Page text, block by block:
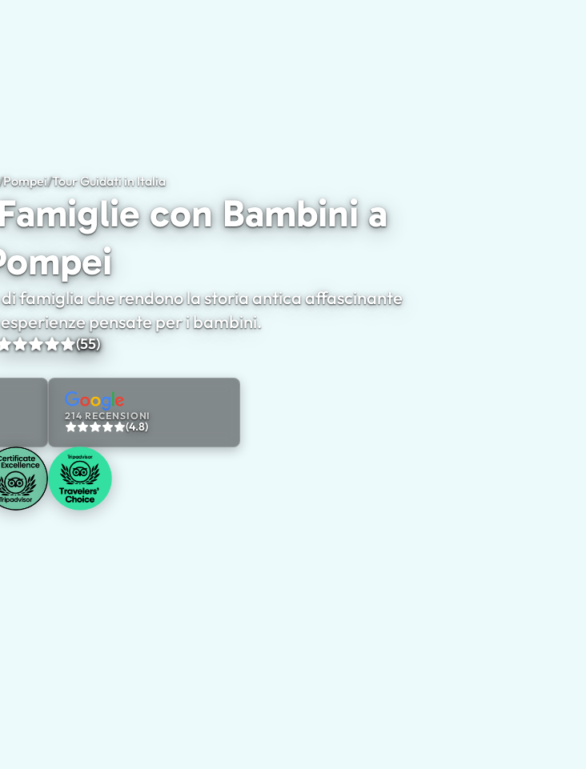
Pompei/Tour Guidati in ItaliaTour Guidati per Famiglie con Bambini a Pompei
con Bambini a
famiglia che rendono la storia antica affascinante
pensate per i bambini.
(55)
214 RECENSIONI
(4.8)